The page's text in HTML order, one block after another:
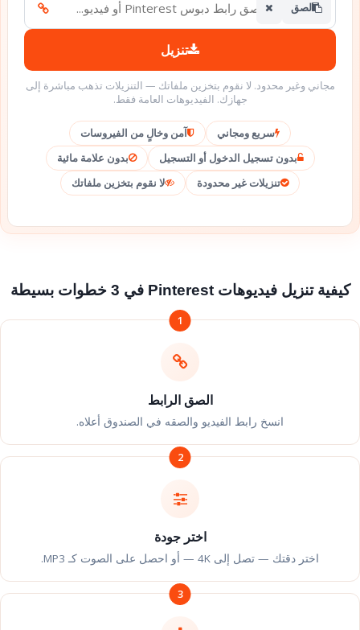
لصق
تنزيل
مجاني وغير محدود. لا نقوم بتخزين ملفاتك — التنزيلات تذهب مباشرة إلى
جهازك. الفيديوهات العامة فقط.
سريع ومجاني
آمن وخالٍ من الفيروسات
بدون تسجيل الدخول أو التسجيل
بدون علامة مائية
تنزيلات غير محدودة
لا نقوم بتخزين ملفاتك
كيفية تنزيل فيديوهات Pinterest في 3 خطوات بسيطة
1
الصق الرابط
انسخ رابط الفيديو والصقه في الصندوق أعلاه.
2
اختر جودة
اختر دقتك — تصل إلى 4K — أو احصل على الصوت كـ MP3.
3